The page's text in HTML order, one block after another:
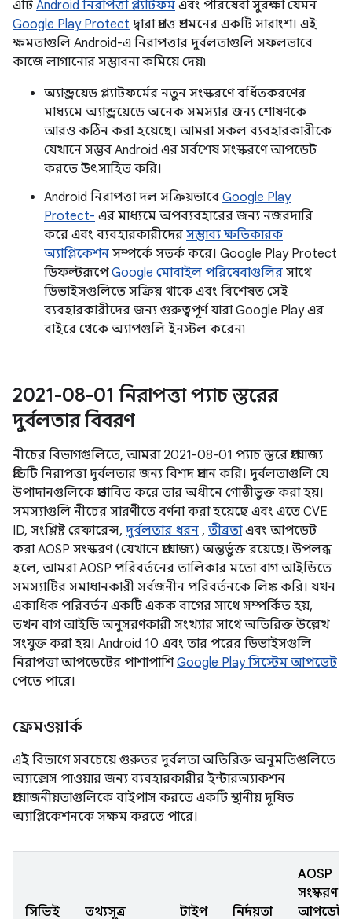
এটি Android নিরাপত্তা প্ল্যাটফর্ম এবং পরিষেবা সুরক্ষা যেমন
Google Play Protect দ্বারা প্রদত্ত প্রশমনের একটি সারাংশ। এই
ক্ষমতাগুলি Android-এ নিরাপত্তার দুর্বলতাগুলি সফলভাবে
কাজে লাগানোর সম্ভাবনা কমিয়ে দেয়৷
অ্যান্ড্রয়েড প্ল্যাটফর্মের নতুন সংস্করণে বর্ধিতকরণের
মাধ্যমে অ্যান্ড্রয়েডে অনেক সমস্যার জন্য শোষণকে
আরও কঠিন করা হয়েছে। আমরা সকল ব্যবহারকারীকে
যেখানে সম্ভব Android এর সর্বশেষ সংস্করণে আপডেট
করতে উৎসাহিত করি।
Android নিরাপত্তা দল সক্রিয়ভাবে Google Play
Protect- এর মাধ্যমে অপব্যবহারের জন্য নজরদারি
করে এবং ব্যবহারকারীদের সম্ভাব্য ক্ষতিকারক
অ্যাপ্লিকেশন সম্পর্কে সতর্ক করে। Google Play Protect
ডিফল্টরূপেGoogle মোবাইল পরিষেবাগুলির সাথে
ডিভাইসগুলিতে সক্রিয় থাকে এবং বিশেষত সেই
ব্যবহারকারীদের জন্য গুরুত্বপূর্ণ যারা Google Play এর
বাইরে থেকে অ্যাপগুলি ইনস্টল করেন৷
2021-08-01 নিরাপত্তা প্যাচ স্তরের
দুর্বলতার বিবরণ
নীচের বিভাগগুলিতে, আমরা 2021-08-01 প্যাচ স্তরে প্রযোজ্য
প্রতিটি নিরাপত্তা দুর্বলতার জন্য বিশদ প্রদান করি। দুর্বলতাগুলি যে
উপাদানগুলিকে প্রভাবিত করে তার অধীনে গোষ্ঠীভুক্ত করা হয়।
সমস্যাগুলি নীচের সারণীতে বর্ণনা করা হয়েছে এবং এতে CVE
ID, সংশ্লিষ্ট রেফারেন্স, দুর্বলতার ধরন , তীব্রতাএবং আপডেট
করা AOSP সংস্করণ (যেখানে প্রযোজ্য) অন্তর্ভুক্ত রয়েছে। উপলব্ধ
হলে, আমরা AOSP পরিবর্তনের তালিকার মতো বাগ আইডিতে
সমস্যাটির সমাধানকারী সর্বজনীন পরিবর্তনকে লিঙ্ক করি। যখন
একাধিক পরিবর্তন একটি একক বাগের সাথে সম্পর্কিত হয়,
তখন বাগ আইডি অনুসরণকারী সংখ্যার সাথে অতিরিক্ত উল্লেখ
সংযুক্ত করা হয়। Android 10 এবং তার পরের ডিভাইসগুলি
নিরাপত্তা আপডেটের পাশাপাশিGoogle Play সিস্টেম আপডেট
পেতে পারে।
ফ্রেমওয়ার্ক
এই বিভাগে সবচেয়ে গুরুতর দুর্বলতা অতিরিক্ত অনুমতিগুলিতে
অ্যাক্সেস পাওয়ার জন্য ব্যবহারকারীর ইন্টারঅ্যাকশন
প্রয়োজনীয়তাগুলিকে বাইপাস করতে একটি স্থানীয় দূষিত
অ্যাপ্লিকেশনকে সক্ষম করতে পারে।
সিভিই তথ্যসূত্র টাইপ নির্দয়তা
AOSP
সংস্করণ
আপডেট